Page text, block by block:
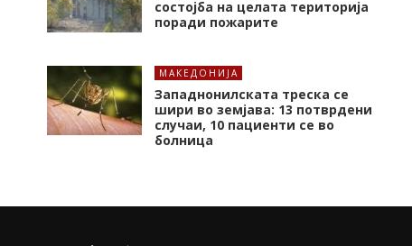
состојба на целата територија
поради пожарите
МАКЕДОНИЈА
Западнонилската треска се
шири во земјава: 13 потврдени
случаи, 10 пациенти се во
болница